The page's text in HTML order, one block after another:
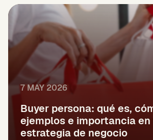
7 MAY 2026
Buyer persona: qué es,
ejemplos e importancia
estrategia de negocio